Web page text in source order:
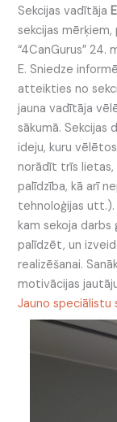
Sekcijas vadītāja
sekcijas
“4CanGurus” 24.
E. Sniedze
atteikties no
jauna vadītāja
sākumā.
ideju, kuru
norādīt trīs lietas,
palīdzība, kā arī
tehnoloģijas utt.).
kam sekoja
palīdzēt, un
realizēšanai.
motivācijas
Jauno speciālistu